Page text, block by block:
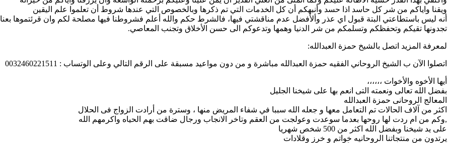
ويقنا واياكم من شر كل حاسد اذا حسد وأنبهكم أن كل الخدمات التي تم ذكرها وبالخصوص التي عندها شروط أن تعلموا علم اليقين
أنه ليس باستطاعتي البتة قبول اي عذر وألأفضل عدم مناقشتي فيها، فالشرط حكم والله أعلم فشروطنا فيها مصلحة لكم وان قرئتموها
تجدونها تقيكم وتحفظكم وتسلمكم من شر الدنيا وهمها وتدعوكم الى حسن الأخلاق وتجنب المعاصي.
لمعرفة المزيد اتصل بالشيخ حمزة العبدالله:
اتصلوا الآن ب الشيخ الروحاني الفقيه حمزة العبدالله مباشرة و من دون مواعيد مسبقة على الرقم التالي وعلى الوتساب : 0032460221511
أيها الأخوه والأخوات ،،،،،،
بفضل الله تعالى ونعمته التى انعم بها على شيخنا الجليل
المعالج الروحانى حمزة العبدالله
اكثر من آلاف الحالات تم التعامل معها و جعله الله سببا في شفاء المريض منها ، وسترة من أرادت الزواج فى الحلال
,وكم من ام ردت لها روحها بعدما سوعدت وعولجت من العقم وتاخر الانجاب ورجال ضاقت بهم الحياه واكرمهم الله
على يد شيخنا وبفضل الله اكثر من 500 شخص شهريا
يرتدون من منتجاتنا الروحانيه خواتم و خرز وقلادات